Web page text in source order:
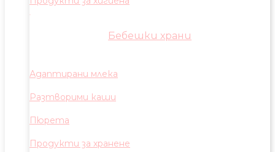
Бебешки храни
Адаптирани млека
Разтворими каши
Пюрета
Продукти за хранене